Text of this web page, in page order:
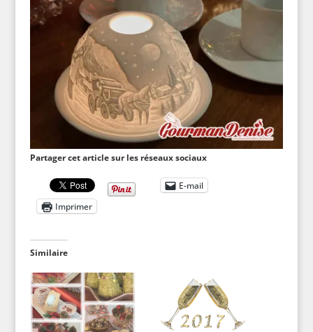
Partager cet article sur les réseaux sociaux
E-mail
Imprimer
Similaire